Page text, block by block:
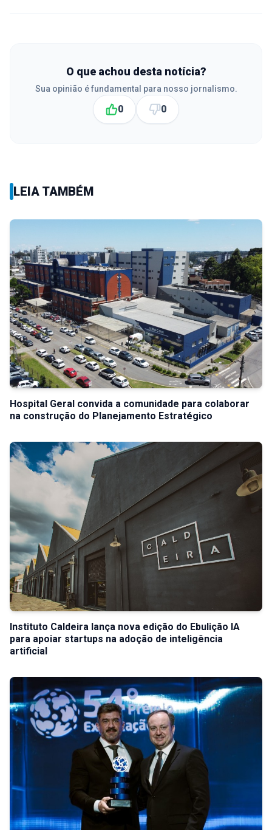
O que achou desta notícia?
Sua opinião é fundamental para nosso jornalismo.
0 0
LEIA TAMBÉM
Hospital Geral convida a comunidade para colaborar
na construção do Planejamento Estratégico
Instituto Caldeira lança nova edição do Ebulição IA
para apoiar startups na adoção de inteligência
artificial